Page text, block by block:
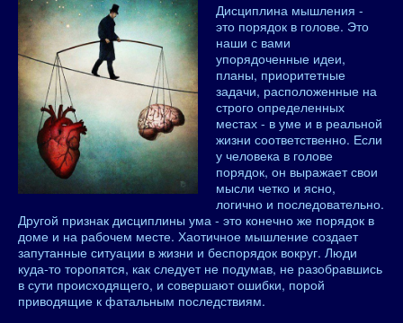
Дисциплина мышления -
это порядок в голове. Это
наши с вами
упорядоченные идеи,
планы, приоритетные
задачи, расположенные на
строго определенных
местах - в уме и в реальной
жизни соответственно. Если
у человека в голове
порядок, он выражает свои
мысли четко и ясно,
логично и последовательно.
Другой признак дисциплины ума - это конечно же порядок в
доме и на рабочем месте. Хаотичное мышление создает
запутанные ситуации в жизни и беспорядок вокруг. Люди
куда-то торопятся, как следует не подумав, не разобравшись
в сути происходящего, и совершают ошибки, порой
приводящие к фатальным последствиям.